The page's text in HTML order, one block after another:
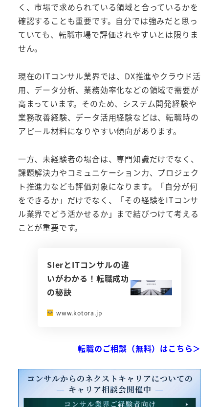
く、市場で求められている領域と合っているかを
確認することも重要です。自分では強みだと思っ
ていても、転職市場で評価されやすいとは限りま
せん。
現在のITコンサル業界では、DX推進やクラウド活
用、データ分析、業務効率化などの領域で需要が
高まっています。そのため、システム開発経験や
業務改善経験、データ活用経験などは、転職時の
アピール材料になりやすい傾向があります。
一方、未経験者の場合は、専門知識だけでなく、
課題解決力やコミュニケーション力、プロジェク
ト推進力なども評価対象になります。「自分が何
をできるか」だけでなく、「その経験をITコンサ
ル業界でどう活かせるか」まで結びつけて考える
ことが重要です。
SIerとITコンサルの違
いがわかる！転職成功
の秘訣
www.kotora.jp
転職のご相談（無料）はこちら＞